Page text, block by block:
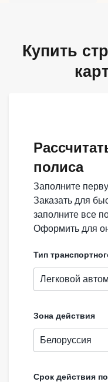
Купить
полиса
Заполните
Заказать для быстрого
заполните все
Оформить для
Тип
Зона действия
Срок действия